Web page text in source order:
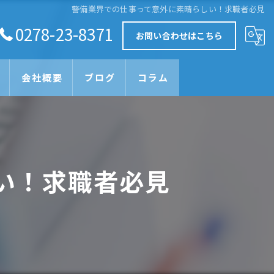
警備業界での仕事って意外に素晴らしい！求職者必見
0278-23-8371 お問い合わせはこちら
会社概要 ブログ コラム
！求職者必見